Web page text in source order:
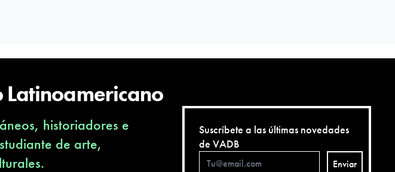
historiadores e
de arte,
Suscríbete a las últimas novedades
de VADB
Enviar